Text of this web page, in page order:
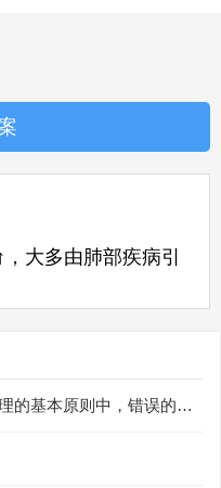
，大多由肺部疾病引
的基本原则中，错误的是